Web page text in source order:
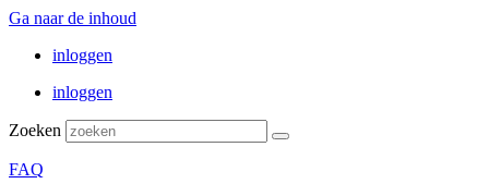
Ga naar de inhoud
inloggen
inloggen
Zoeken
FAQ